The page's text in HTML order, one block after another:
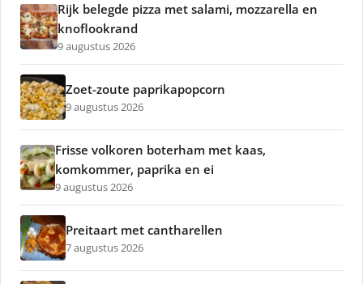
Rijk belegde pizza met salami, mozzarella en
knoflookrand
9 augustus 2026
Zoet-zoute paprikapopcorn
9 augustus 2026
Frisse volkoren boterham met kaas,
komkommer, paprika en ei
9 augustus 2026
Preitaart met cantharellen
7 augustus 2026